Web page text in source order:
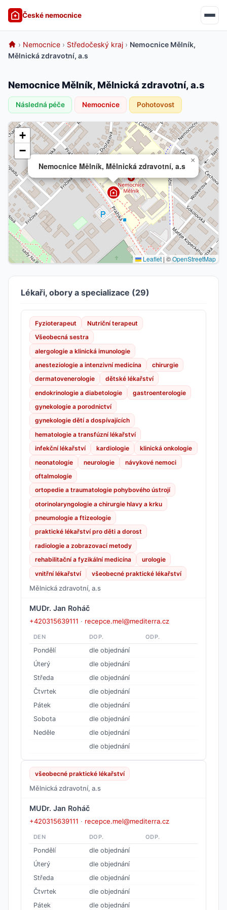
České nemocnice
› Nemocnice › Středočeský kraj › Nemocnice Mělník,
Mělnická zdravotní, a.s
Nemocnice Mělník, Mělnická zdravotní, a.s
Následná péče Nemocnice Pohotovost
Nemocnice Mělník, Mělnická zdravotní, a.s
×
+
−
Leaflet | ©OpenStreetMap
Lékaři, obory a specializace (29)
Fyzioterapeut
Nutriční terapeut
Všeobecná sestra
alergologie a klinická imunologie
anesteziologie a intenzivní medicína
chirurgie
dermatovenerologie
dětské lékařství
endokrinologie a diabetologie
gastroenterologie
gynekologie a porodnictví
gynekologie dětí a dospívajících
hematologie a transfúzní lékařství
infekční lékařství
kardiologie
klinická onkologie
neonatologie
neurologie
návykové nemoci
oftalmologie
ortopedie a traumatologie pohybového ústrojí
otorinolaryngologie a chirurgie hlavy a krku
pneumologie a ftizeologie
praktické lékařství pro děti a dorost
radiologie a zobrazovací metody
rehabilitační a fyzikální medicína
urologie
vnitřní lékařství
všeobecné praktické lékařství
Mělnická zdravotní, a.s
MUDr. Jan Roháč
+420315639111 · recepce.mel@mediterra.cz
DEN DOP. ODP.
Pondělí
dle objednání
Úterý
dle objednání
Středa
dle objednání
Čtvrtek
dle objednání
Pátek
dle objednání
Sobota
dle objednání
Neděle
dle objednání
dle objednání
všeobecné praktické lékařství
Mělnická zdravotní, a.s
MUDr. Jan Roháč
+420315639111 · recepce.mel@mediterra.cz
DEN DOP. ODP.
Pondělí
dle objednání
Úterý
dle objednání
Středa
dle objednání
Čtvrtek
dle objednání
Pátek
dle objednání